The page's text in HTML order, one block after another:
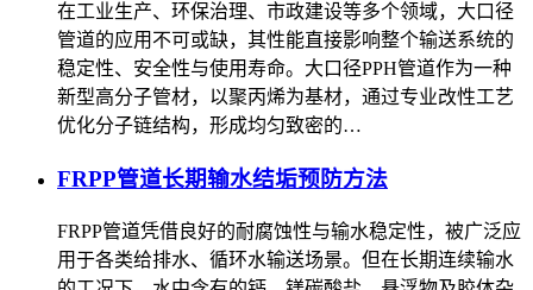
在工业生产、环保治理、市政建设等多个领域，大口径
管道的应用不可或缺，其性能直接影响整个输送系统的
稳定性、安全性与使用寿命。大口径PPH管道作为一种
新型高分子管材，以聚丙烯为基材，通过专业改性工艺
优化分子链结构，形成均匀致密的…
FRPP管道长期输水结垢预防方法
FRPP管道凭借良好的耐腐蚀性与输水稳定性，被广泛应
用于各类给排水、循环水输送场景。但在长期连续输水